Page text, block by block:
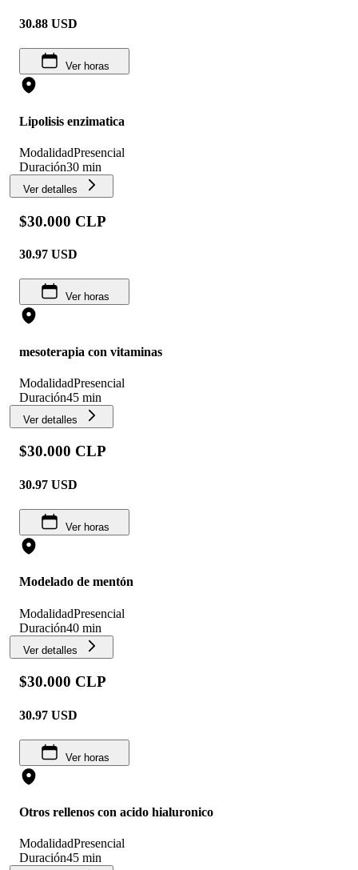
30.88 USD
Ver horas
Lipolisis enzimatica
ModalidadPresencial
Duración30 min
Ver detalles
$30.000 CLP
30.97 USD
Ver horas
mesoterapia con vitaminas
ModalidadPresencial
Duración45 min
Ver detalles
$30.000 CLP
30.97 USD
Ver horas
Modelado de mentón
ModalidadPresencial
Duración40 min
Ver detalles
$30.000 CLP
30.97 USD
Ver horas
Otros rellenos con acido hialuronico
ModalidadPresencial
Duración45 min